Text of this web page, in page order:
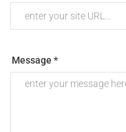
Message *